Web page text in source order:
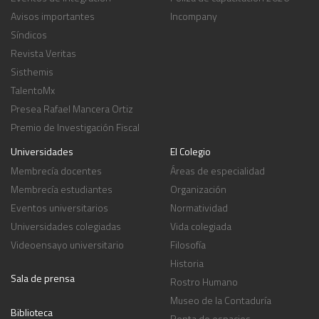
Avisos importantes
Síndicos
Revista Veritas
Sisthemis
TalentoMx
Presea Rafael Mancera Ortiz
Premio de Investigación Fiscal
Incompany
Universidades
Membrecía docentes
Membrecía estudiantes
Eventos universitarios
Universidades colegiadas
Videoensayo universitario
Sala de prensa
Biblioteca
El Colegio
Áreas de especialidad
Organización
Normatividad
Vida colegiada
Filosofía
Historia
Rostro Humano
Museo de la Contaduría